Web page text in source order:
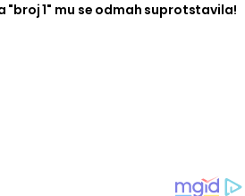
1" mu se odmah suprotstavila!